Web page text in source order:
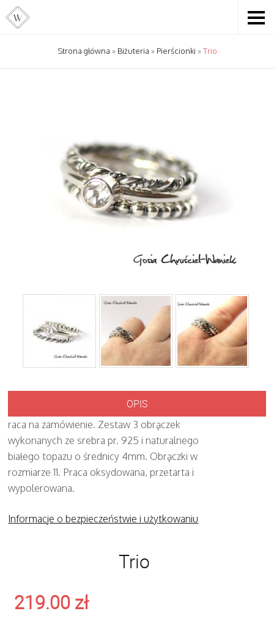
Strona główna » Biżuteria » Pierścionki »Trio
OPIS
raca na zamówienie. Zestaw 3 obrączek
wykonanych ze srebra pr. 925 i naturalnego
białego topazu o średnicy 4mm. Obrączki w
rozmiarze 11. Praca oksydowana, przetarta i
wypolerowana.
Informacje o bezpieczeństwie i użytkowaniu
Trio
219.00 zł